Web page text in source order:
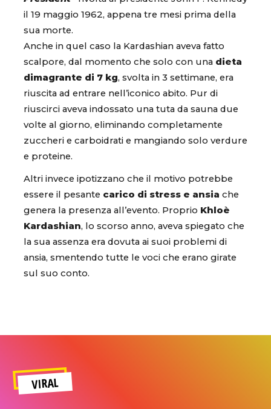
il 19 maggio 1962, appena tre mesi prima della
sua morte.
Anche in quel caso la Kardashian aveva fatto
scalpore, dal momento che solo con una dieta
dimagrante di 7 kg, svolta in 3 settimane, era
riuscita ad entrare nell’iconico abito. Pur di
riuscirci aveva indossato una tuta da sauna due
volte al giorno, eliminando completamente
zuccheri e carboidrati e mangiando solo verdure
e proteine.
Altri invece ipotizzano che il motivo potrebbe
essere il pesante carico di stress e ansia che
genera la presenza all’evento. Proprio Khloè
Kardashian, lo scorso anno, aveva spiegato che
la sua assenza era dovuta ai suoi problemi di
ansia, smentendo tutte le voci che erano girate
sul suo conto.
VIRAL